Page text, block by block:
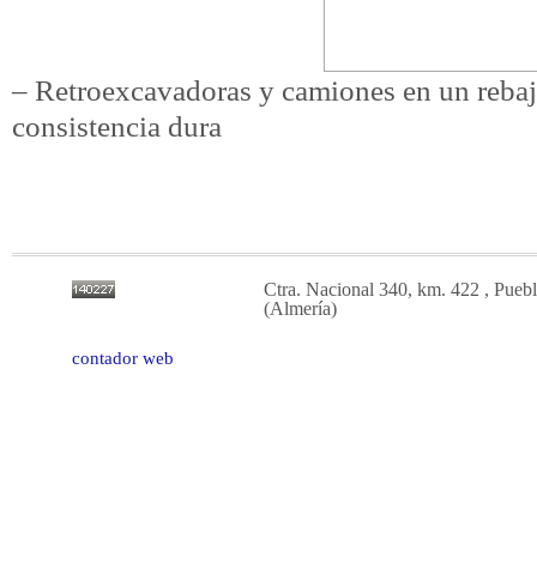
– Retroexcavadoras y camiones en un
consistencia dura
contador web
Ctra. Nacional 340, km. 422 ,
(Almería)